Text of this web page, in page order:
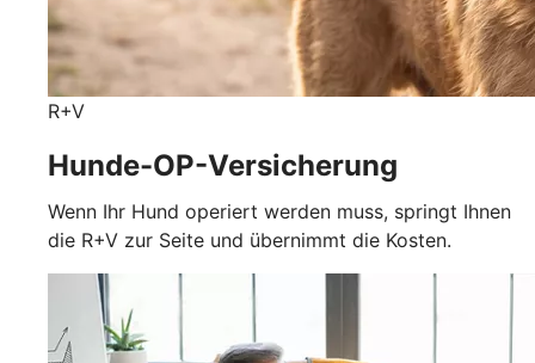
R+V
Hunde-OP-Versicherung
Wenn Ihr Hund operiert werden muss, springt Ihnen
die R+V zur Seite und übernimmt die Kosten.